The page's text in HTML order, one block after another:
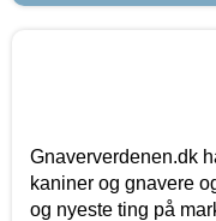
Gnaververdenen.dk
kaniner og gnavere
og nyeste ting på